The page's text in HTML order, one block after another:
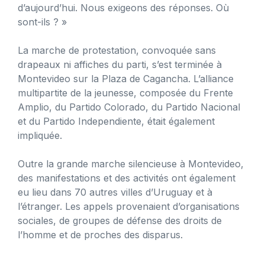
d’aujourd’hui. Nous exigeons des réponses. Où
sont-ils ? »
La marche de protestation, convoquée sans
drapeaux ni affiches du parti, s’est terminée à
Montevideo sur la Plaza de Cagancha. L’alliance
multipartite de la jeunesse, composée du Frente
Amplio, du Partido Colorado, du Partido Nacional
et du Partido Independiente, était également
impliquée.
Outre la grande marche silencieuse à Montevideo,
des manifestations et des activités ont également
eu lieu dans 70 autres villes d’Uruguay et à
l’étranger. Les appels provenaient d’organisations
sociales, de groupes de défense des droits de
l’homme et de proches des disparus.